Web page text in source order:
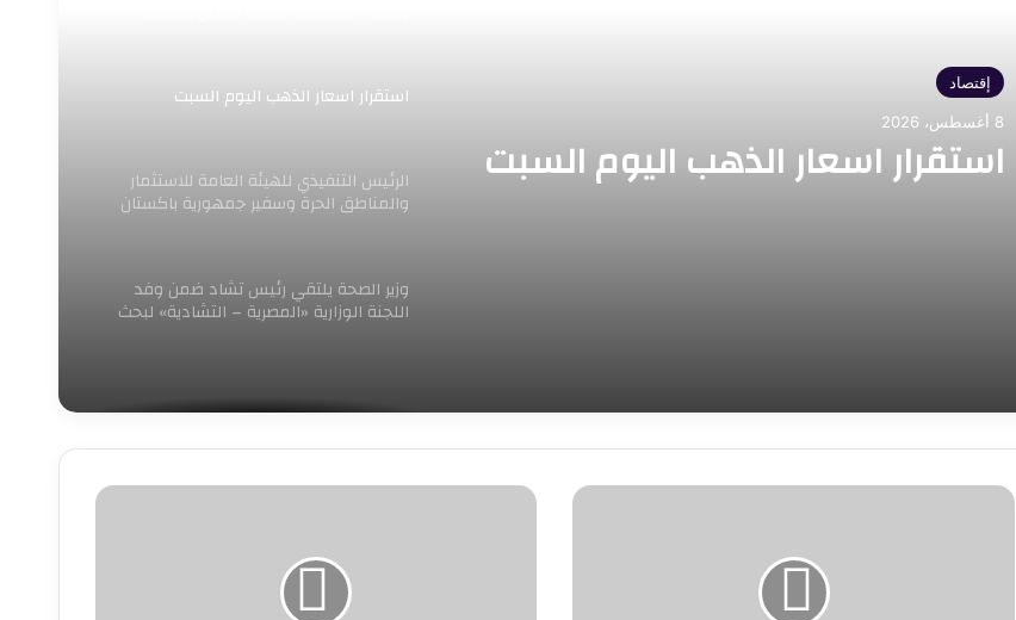
إقتصاد
8 أغسطس، 2026
استقرار اسعار الذهب اليوم السبت
استقرار اسعار الذهب اليوم السبت
الرئيس التنفيذي للهيئة العامة للاستثمار
والمناطق الحرة وسفير جمهورية باكستان
وزير الصحة يلتقي رئيس تشاد ضمن وفد
اللجنة الوزارية «المصرية – التشادية» لبحث
زفاف
《دوري